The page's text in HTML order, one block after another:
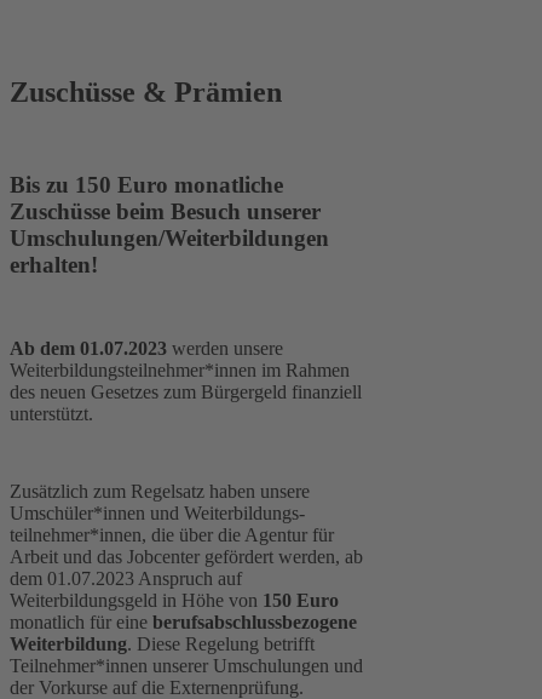
Zuschüsse & Prämien
Bis zu 150 Euro monatliche
Zuschüsse beim Besuch unserer
Umschulungen/Weiterbildungen
erhalten!
Ab dem 01.07.2023 werden unsere
Weiterbildungsteilnehmer*innen im Rahmen
des neuen Gesetzes zum Bürgergeld finanziell
unterstützt.
Zusätzlich zum Regelsatz haben unsere
Umschüler*innen und Weiterbildungs-
teilnehmer*innen, die über die Agentur für
Arbeit und das Jobcenter gefördert werden, ab
dem 01.07.2023 Anspruch auf
Weiterbildungsgeld in Höhe von 150 Euro
monatlich für eine berufsabschlussbezogene
Weiterbildung. Diese Regelung betrifft
Teilnehmer*innen unserer Umschulungen und
der Vorkurse auf die Externenprüfung.